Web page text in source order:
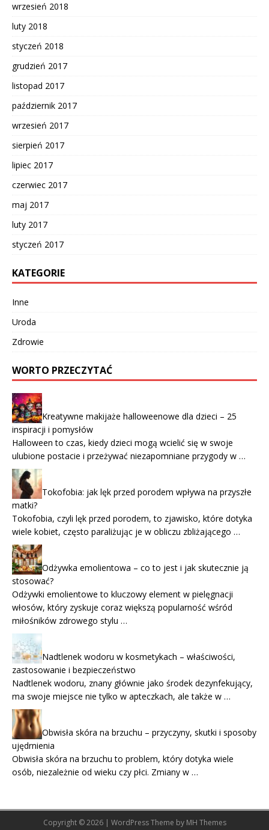
wrzesień 2018
luty 2018
styczeń 2018
grudzień 2017
listopad 2017
październik 2017
wrzesień 2017
sierpień 2017
lipiec 2017
czerwiec 2017
maj 2017
luty 2017
styczeń 2017
KATEGORIE
Inne
Uroda
Zdrowie
WORTO PRZECZYTAĆ
Kreatywne makijaże halloweenowe dla dzieci – 25
inspiracji i pomysłów
Halloween to czas, kiedy dzieci mogą wcielić się w swoje
ulubione postacie i przeżywać niezapomniane przygody w …
Tokofobia: jak lęk przed porodem wpływa na przyszłe
matki?
Tokofobia, czyli lęk przed porodem, to zjawisko, które dotyka
wiele kobiet, często paraliżując je w obliczu zbliżającego …
Odżywka emolientowa – co to jest i jak skutecznie ją
stosować?
Odżywki emolientowe to kluczowy element w pielęgnacji
włosów, który zyskuje coraz większą popularność wśród
miłośników zdrowego stylu …
Nadtlenek wodoru w kosmetykach – właściwości,
zastosowanie i bezpieczeństwo
Nadtlenek wodoru, znany głównie jako środek dezynfekujący,
ma swoje miejsce nie tylko w apteczkach, ale także w …
Obwisła skóra na brzuchu – przyczyny, skutki i sposoby
ujędrnienia
Obwisła skóra na brzuchu to problem, który dotyka wiele
osób, niezależnie od wieku czy płci. Zmiany w …
Copyright © 2026 | WordPress Theme by MH Themes